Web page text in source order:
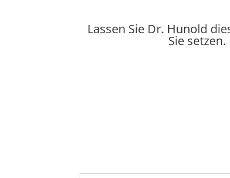
Lassen Sie Dr. Hunold
Sie setzen.